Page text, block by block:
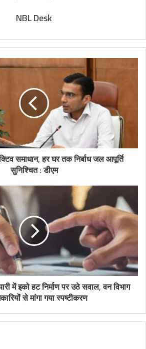
NBL Desk
समाधान, हर घर तक निर्बाध जल आपूर्ति
सुनिश्चित : डीएम
में इको हट निर्माण पर उठे सवाल, वन विभाग
से मांगा गया स्पष्टीकरण